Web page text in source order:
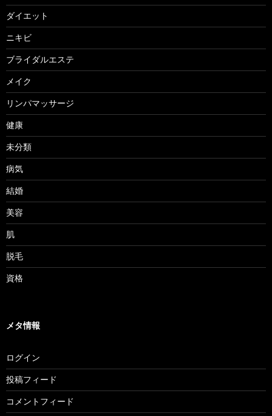
ダイエット
ニキビ
ブライダルエステ
メイク
リンパマッサージ
健康
未分類
病気
結婚
美容
肌
脱毛
資格
メタ情報
ログイン
投稿フィード
コメントフィード